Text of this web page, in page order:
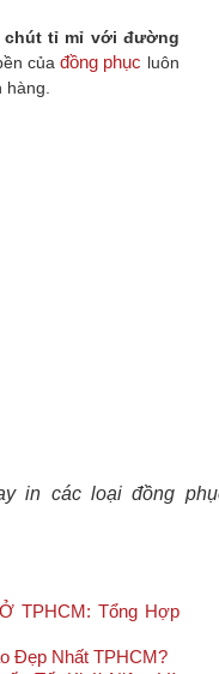
chút tỉ mỉ với đường
củađồng phục luôn
hàng.
in các loại đồng
TPHCM: Tổng Hợp
Đẹp Nhất TPHCM?